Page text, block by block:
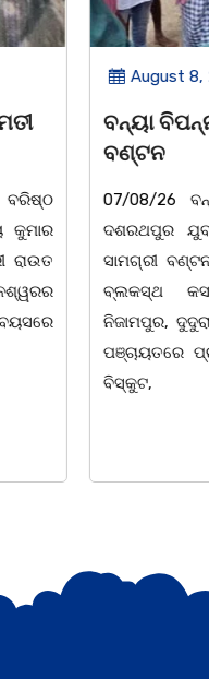
ଶୁଖିଲା ଖାଦ୍ୟ
ବିପନ୍ନଙ୍କ ଉଦେଶ୍ୟରେ
କଂଗ୍ରେସ ପକ୍ଷରୁ ରିଲିଫ
କରାଯାଇଥିବା ଦେଖାଯାଇଛି ।
ତରପଦା, ମଲିକାପୁର,
କମାରଡିହ, କୟାଁ ଆଦି
୧୫ ଶହ ପରିବାରକୁ ମୁଡି,